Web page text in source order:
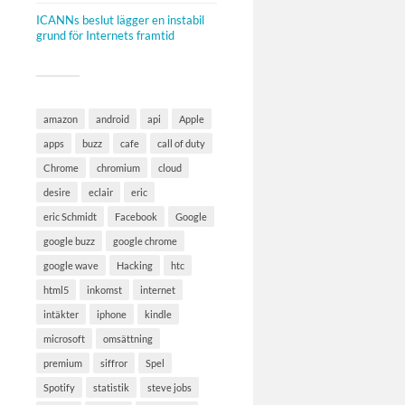
ICANNs beslut lägger en instabil
grund för Internets framtid
amazon android api Apple
apps buzz cafe call of duty
Chrome chromium cloud
desire eclair eric
eric Schmidt Facebook Google
google buzz google chrome
google wave Hacking htc
html5 inkomst internet
intäkter iphone kindle
microsoft omsättning
premium siffror Spel
Spotify statistik steve jobs